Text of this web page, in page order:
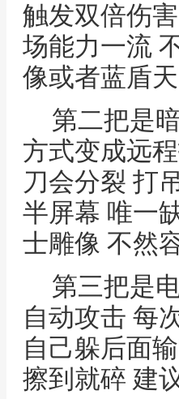
触发双倍伤
场能力一流
像或者蓝盾
第二把是
方式变成远
刀会分裂 打
半屏幕 唯一
士雕像 不然
第三把是
自动攻击 每
自己躲后面
擦到就碎 建